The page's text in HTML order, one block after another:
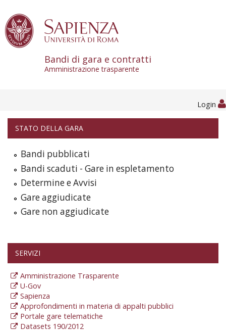
Bandi di gara e contratti
Amministrazione trasparente
Login
STATO DELLA GARA
Bandi pubblicati
Bandi scaduti - Gare in espletamento
Determine e Avvisi
Gare aggiudicate
Gare non aggiudicate
SERVIZI
Amministrazione Trasparente
U-Gov
Sapienza
Approfondimenti in materia di appalti pubblici
Portale gare telematiche
Datasets 190/2012